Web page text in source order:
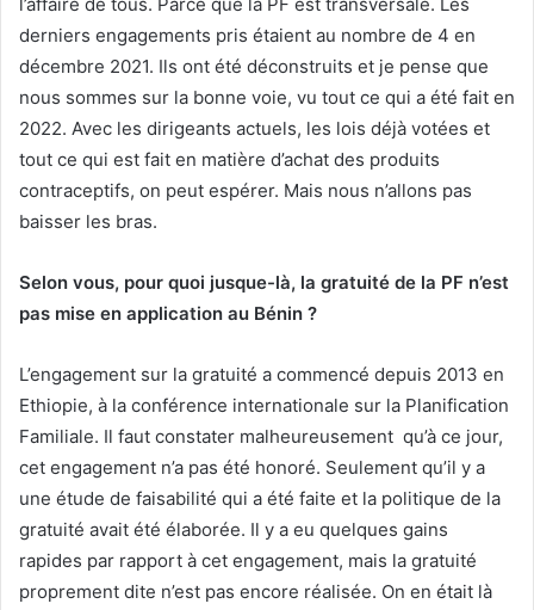
derniers engagements pris étaient au nombre de 4 en
décembre 2021. Ils ont été déconstruits et je pense que
nous sommes sur la bonne voie, vu tout ce qui a été fait en
2022. Avec les dirigeants actuels, les lois déjà votées et
tout ce qui est fait en matière d’achat des produits
contraceptifs, on peut espérer. Mais nous n’allons pas
baisser les bras.
Selon vous, pour quoi jusque-là, la gratuité de la PF n’est
pas mise en application au Bénin ?
L’engagement sur la gratuité a commencé depuis 2013 en
Ethiopie, à la conférence internationale sur la Planification
Familiale. Il faut constater malheureusement qu’à ce jour,
cet engagement n’a pas été honoré. Seulement qu’il y a
une étude de faisabilité qui a été faite et la politique de la
gratuité avait été élaborée. Il y a eu quelques gains
rapides par rapport à cet engagement, mais la gratuité
proprement dite n’est pas encore réalisée. On en était là